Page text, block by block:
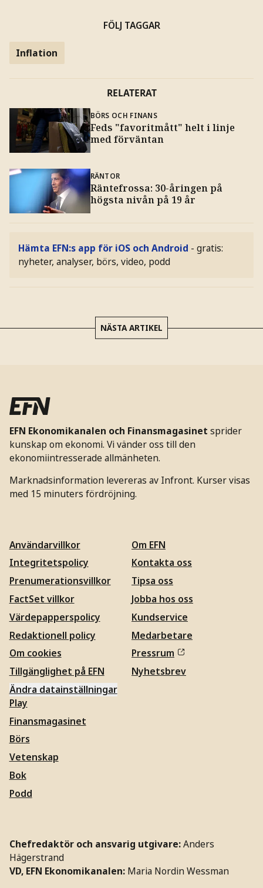
FÖLJ TAGGAR
Inflation
RELATERAT
BÖRS OCH FINANS
Feds "favoritmått" helt i linje
med förväntan
RÄNTOR
Räntefrossa: 30-åringen på
högsta nivån på 19 år
Hämta EFN:s app för iOS och Android - gratis:
nyheter, analyser, börs, video, podd
NÄSTA ARTIKEL
EFN Ekonomikanalen och Finansmagasinet sprider
kunskap om ekonomi. Vi vänder oss till den
ekonomiintresserade allmänheten.
Marknadsinformation levereras av Infront. Kurser visas
med 15 minuters fördröjning.
Användarvillkor
Integritetspolicy
Prenumerationsvillkor
FactSet villkor
Värdepapperspolicy
Redaktionell policy
Om cookies
Tillgänglighet på EFN
Ändra datainställningar
Om EFN
Kontakta oss
Tipsa oss
Jobba hos oss
Kundservice
Medarbetare
Pressrum
Nyhetsbrev
Play
Finansmagasinet
Börs
Vetenskap
Bok
Podd
Chefredaktör och ansvarig utgivare: Anders
Hägerstrand
VD, EFN Ekonomikanalen: Maria Nordin Wessman